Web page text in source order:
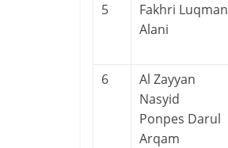
5
Fakhri Luqman
Alani
6
Al Zayyan
Nasyid
Ponpes Darul
Arqam